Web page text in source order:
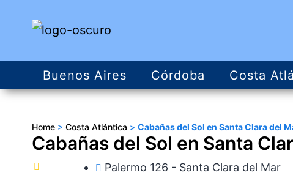
Buenos Aires Córdoba Costa
Home > Costa Atlántica > Cabañas del Sol en Santa Clara del
Cabañas del Sol en Santa
Palermo 126 - Santa Clara del Mar